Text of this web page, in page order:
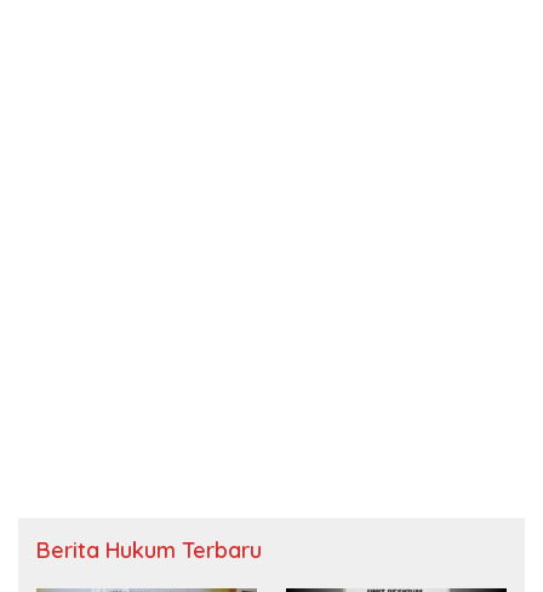
Berita Hukum Terbaru